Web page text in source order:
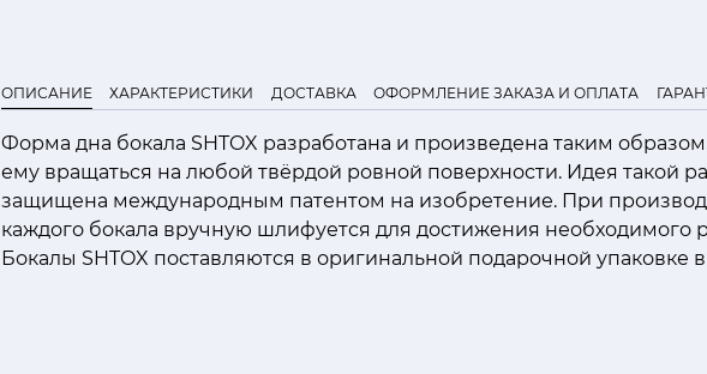
ОПИСАНИЕ ХАРАКТЕРИСТИКИ ДОСТАВКА ОФОРМЛЕНИЕ ЗАКАЗА И ОПЛАТА
Форма дна бокала SHTOX разработана и произведена таким
ему вращаться на любой твёрдой ровной поверхности. Идея такой
защищена международным патентом на изобретение. При
каждого бокала вручную шлифуется для достижения необходимого
Бокалы SHTOX поставляются в оригинальной подарочной упаковке